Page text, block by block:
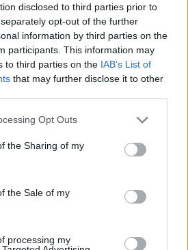
disclosed to third parties prior to
opt-out of the further
information by third parties on the
participants. This information may
to third parties on the IAB’s List of
that may further disclose it to other
Opt Outs
the Sharing of my
the Sale of my
processing my
μεγάλες στιγμές του Ολυμπιακού
ΣΕ ΑΥΤΉ ΤΗΝ ΚΑΤΗΓΟΡΊΑ
22/06/2024 - 20:18